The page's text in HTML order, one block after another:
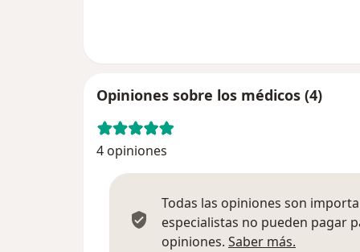
Opiniones sobre los médicos (4)
4 opiniones
Todas las opiniones son
especialistas no pueden pagar
opiniones. Saber más.